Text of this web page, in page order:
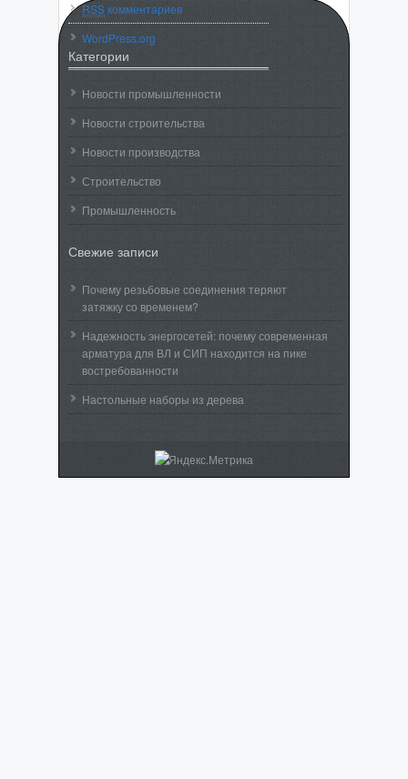
RSSкомментариев
WordPress.org
Категории
Новости промышленности
Новости строительства
Новости производства
Строительство
Промышленность
Свежие записи
Почему резьбовые соединения теряют
затяжку со временем?
Надежность энергосетей: почему современная
арматура для ВЛ и СИП находится на пике
востребованности
Настольные наборы из дерева